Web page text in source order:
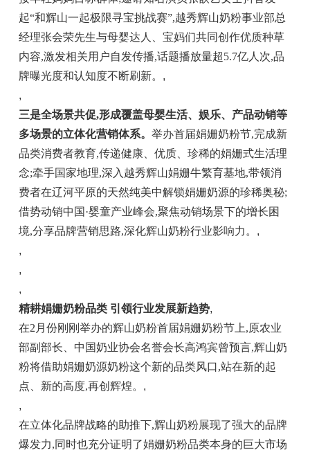
起“和辉山一起极限寻宝挑战赛”,越秀辉山奶粉事业部总
经理张会荣先生与母婴达人、宝妈们共同创作优质种草
内容,激发相关用户自发传播,话题播放量超5.7亿人次,品
牌曝光度和认知度不断刷新。 ,
,
三是全场景共促,形成覆盖母婴生活、娱乐、产品动销等
多场景的立体化营销体系。 举办首届娟姗奶粉节,完成新
品类消费者教育,传递健康、优质、珍稀的娟姗式生活理
念;牵手国家地理,深入越秀辉山娟姗牛繁育基地,带领消
费者在辽河平原的天然纯美中解锁娟姗奶源的珍稀奥秘;
借势动销中国·婴童产业峰会,聚焦动销场景下的增长困
境,分享品牌营销思路,深化辉山奶粉行业影响力。 ,
,
,
,
精耕娟姗奶粉品类 引领行业发展新趋势,
在2月份刚刚举办的辉山奶粉首届娟姗奶粉节上,原农业
部副部长、中国奶业协会名誉会长高鸿宾曾预言,辉山奶
粉将借助娟姗奶源奶粉这个新的品类风口,站在新的起
点、新的高度,再创辉煌。 ,
,
在立体化品牌战略的助推下,辉山奶粉展现了强大的品牌
爆发力,同时也充分证明了娟姗奶粉品类本身的巨大市场